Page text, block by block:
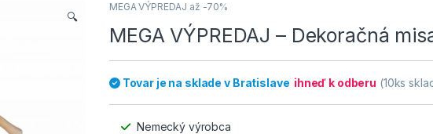
🔍
MEGA VÝPREDAJ až -70%
MEGA VÝPREDAJ – Dekoračná
Tovar je na sklade v Bratislave ihneď k odberu (10ks
Nemecký výrobca